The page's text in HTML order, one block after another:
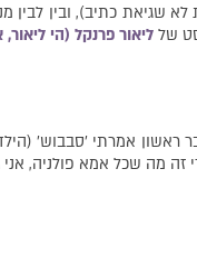
שגיאת כתיב), ובין לבין
של ליאור פרנקל (הי
אמרתי ׳סבבוש׳
זה מה שכל אמא פולניה,